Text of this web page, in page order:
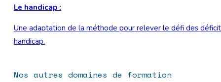
Le handicap :
Une adaptation de la méthode pour relever le défi des
handicap.
Nos autres domaines de formation